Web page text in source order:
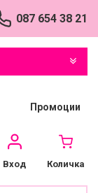
087 654 38 21
Промоции
Вход Количка